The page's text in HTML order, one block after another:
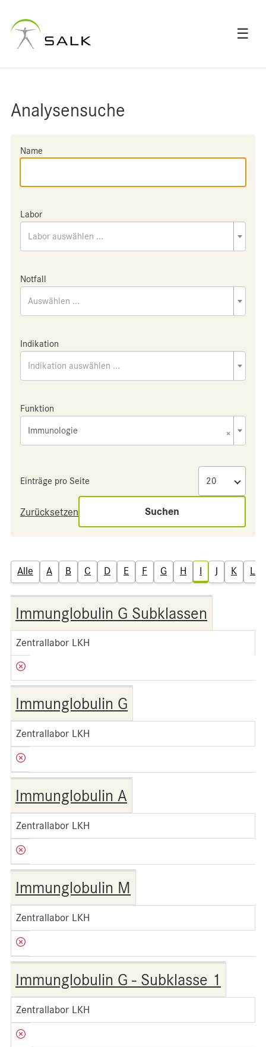
☰
Analysensuche
Name
Labor
Labor auswählen ...
Notfall
Auswählen ...
Indikation
Indikation auswählen ...
Funktion
×
Immunologie
Einträge pro Seite
Zurücksetzen Suchen
Alle A B C D E F G H I J K L
Immunglobulin G Subklassen
Zentrallabor LKH
Immunglobulin G
Zentrallabor LKH
Immunglobulin A
Zentrallabor LKH
Immunglobulin M
Zentrallabor LKH
Immunglobulin G - Subklasse 1
Zentrallabor LKH